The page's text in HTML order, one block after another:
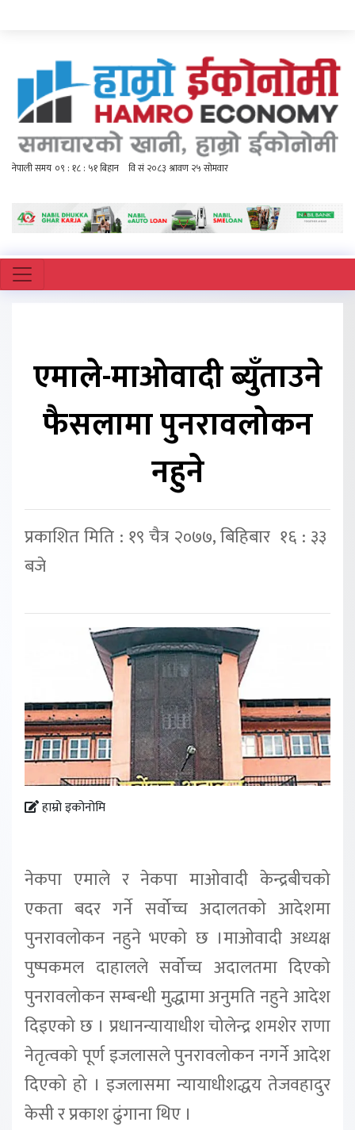
एमाले-माओवादी ब्युँताउने
फैसलामा पुनरावलोकन
नहुने
प्रकाशित मिति : १९ चैत्र २०७७, बिहिबार १६ : ३३
बजे
हाम्रो इकोनोमि
नेकपा एमाले र नेकपा माओवादी केन्द्रबीचको
एकता बदर गर्ने सर्वोच्च अदालतको आदेशमा
पुनरावलोकन नहुने भएको छ ।माओवादी अध्यक्ष
पुष्पकमल दाहालले सर्वोच्च अदालतमा दिएको
पुनरावलोकन सम्बन्धी मुद्धामा अनुमति नहुने आदेश
दिइएको छ । प्रधानन्यायाधीश चोलेन्द्र शमशेर राणा
नेतृत्वको पूर्ण इजलासले पुनरावलोकन नगर्ने आदेश
दिएको हो । इजलासमा न्यायाधीशद्धय तेजवहादुर
केसी र प्रकाश ढुंगाना थिए ।